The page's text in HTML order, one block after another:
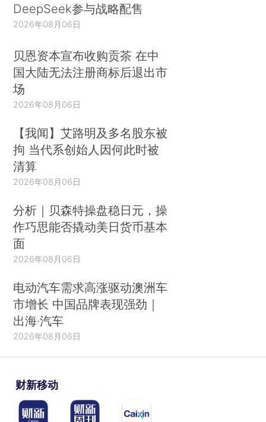
DeepSeek参与战略配售
2026年08月06日
贝恩资本宣布收购贡茶 在中
国大陆无法注册商标后退出市
场
2026年08月06日
【我闻】艾路明及多名股东被
拘 当代系创始人因何此时被
清算
2026年08月06日
分析｜贝森特操盘稳日元，操
作巧思能否撬动美日货币基本
面
2026年08月06日
电动汽车需求高涨驱动澳洲车
市增长 中国品牌表现强劲｜
出海·汽车
2026年08月06日
财新移动